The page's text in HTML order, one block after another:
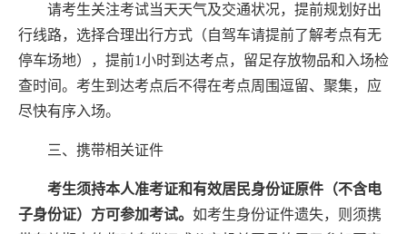
请考生关注考试当天天气及交通状况，提前规划好出
行线路，选择合理出行方式（自驾车请提前了解考点有无
停车场地），提前1小时到达考点，留足存放物品和入场检
查时间。考生到达考点后不得在考点周围逗留、聚集，应
尽快有序入场。
三、携带相关证件
考生须持本人准考证和有效居民身份证原件 （不含电
子身份证）方可参加考试。 如考生身份证件遗失，则须携